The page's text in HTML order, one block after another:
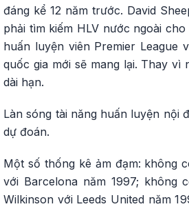
đáng kể 12 năm trước. David
phải tìm kiếm HLV nước ngoài
huấn luyện viên Premier
quốc gia mới sẽ mang lại. Thay
dài hạn.
Làn sóng tài năng huấn luyện
dự đoán.
Một số thống kê ảm đạm: không
với Barcelona năm 1997;
Wilkinson với Leeds United năm